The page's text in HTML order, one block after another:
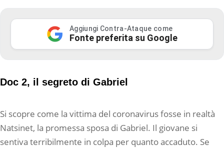
Aggiungi Contra-Ataque come
Fonte preferita su Google
Doc 2, il segreto di Gabriel
Si scopre come la vittima del coronavirus fosse in realtà
Natsinet, la promessa sposa di Gabriel. Il giovane si
sentiva terribilmente in colpa per quanto accaduto. Se